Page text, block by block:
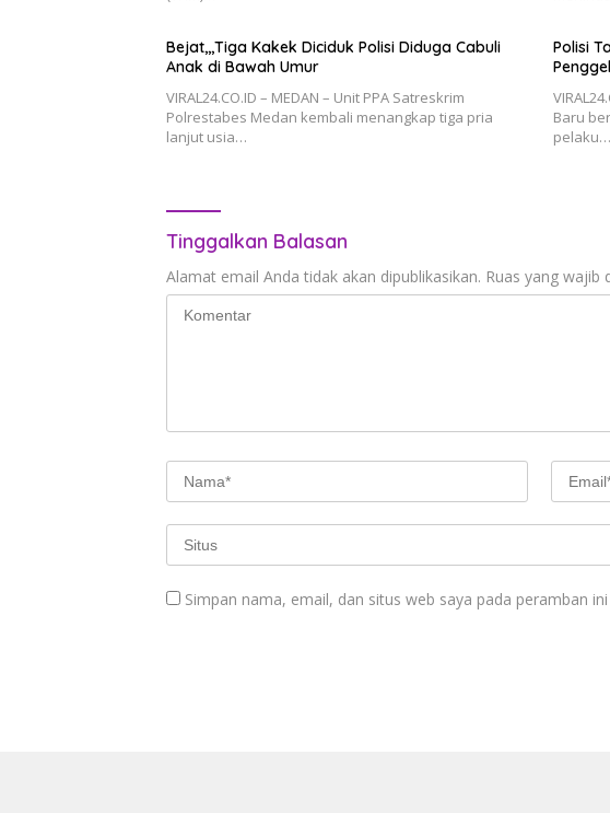
Bejat,,,Tiga Kakek Diciduk Polisi Diduga Cabuli
Anak di Bawah Umur
VIRAL24.CO.ID – MEDAN – Unit PPA Satreskrim
Polrestabes Medan kembali menangkap tiga pria
lanjut usia…
Polisi
Baru
pelaku…
Tinggalkan Balasan
Alamat email Anda tidak akan dipublikasikan. Ruas yang wajib
Simpan nama, email, dan situs web saya pada peramban